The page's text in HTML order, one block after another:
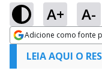
A+ A-
Adicione como fonte
Opens in new
LEIA AQUI O